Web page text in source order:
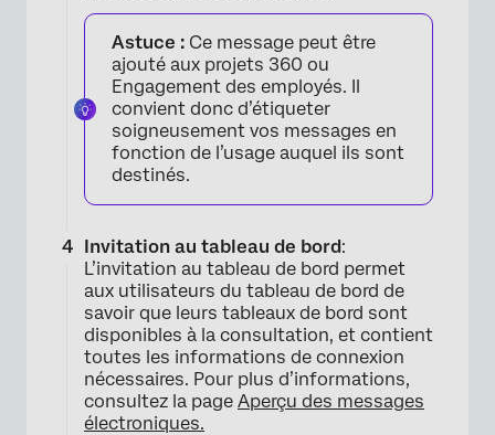
Astuce : Ce message peut être
ajouté aux projets 360 ou
Engagement des employés. Il
convient donc d’étiqueter
soigneusement vos messages en
fonction de l’usage auquel ils sont
destinés.
Invitation au tableau de bord:
L’invitation au tableau de bord permet
aux utilisateurs du tableau de bord de
savoir que leurs tableaux de bord sont
disponibles à la consultation, et contient
toutes les informations de connexion
nécessaires. Pour plus d’informations,
consultez la page Aperçu des messages
électroniques.